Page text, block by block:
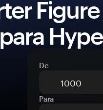
para
De
Para